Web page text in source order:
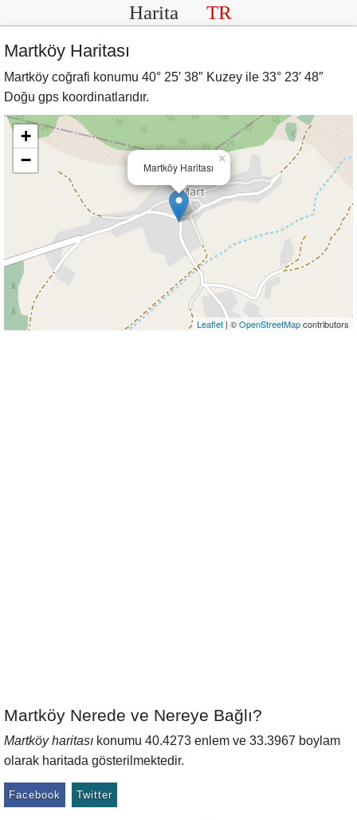
Harita TR
Martköy Haritası
Martköy coğrafi konumu 40° 25′ 38″ Kuzey ile 33° 23′ 48″
Doğu gps koordinatlarıdır.
Martköy Haritası
×
+
−
Leaflet | ©OpenStreetMapcontributors
Martköy Nerede ve Nereye Bağlı?
Martköy haritası konumu 40.4273 enlem ve 33.3967 boylam
olarak haritada gösterilmektedir.
Facebook Twitter